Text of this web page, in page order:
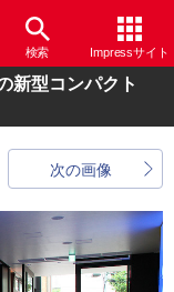
検索 Impressサイト
新型コンパクト
次の画像